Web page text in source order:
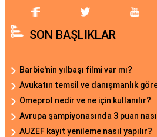
SON BAŞLIKLAR
Barbie'nin yılbaşı filmi var mı?
Avukatın temsil ve danışmanlık
Omeprol nedir ve ne için kullanılır?
Avrupa şampiyonasında 3 puan
AUZEF kayıt yenileme nasıl yapılır?